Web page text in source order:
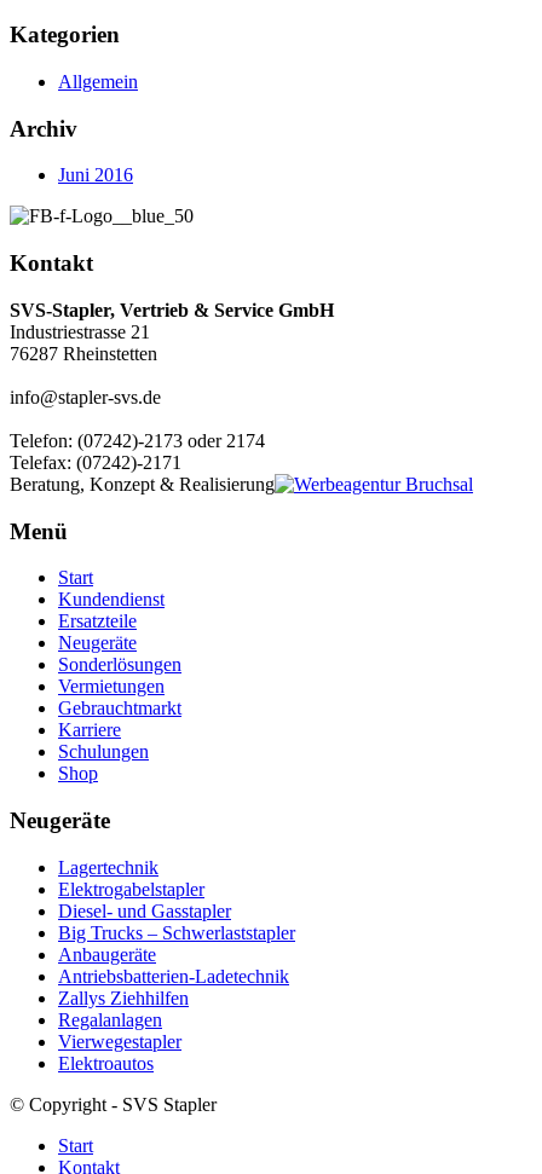
Kategorien
Allgemein
Archiv
Juni 2016
Kontakt
SVS-Stapler, Vertrieb & Service GmbH
Industriestrasse 21
76287 Rheinstetten
info@stapler-svs.de
Telefon: (07242)-2173 oder 2174
Telefax: (07242)-2171
Beratung, Konzept & Realisierung
Menü
Start
Kundendienst
Ersatzteile
Neugeräte
Sonderlösungen
Vermietungen
Gebrauchtmarkt
Karriere
Schulungen
Shop
Neugeräte
Lagertechnik
Elektrogabelstapler
Diesel- und Gasstapler
Big Trucks – Schwerlaststapler
Anbaugeräte
Antriebsbatterien-Ladetechnik
Zallys Ziehhilfen
Regalanlagen
Vierwegestapler
Elektroautos
© Copyright - SVS Stapler
Start
Kontakt